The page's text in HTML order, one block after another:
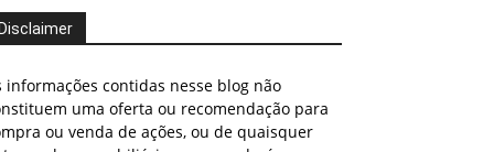
Disclaimer
informações contidas nesse blog não
uma oferta ou recomendação para
ou venda de ações, ou de quaisquer